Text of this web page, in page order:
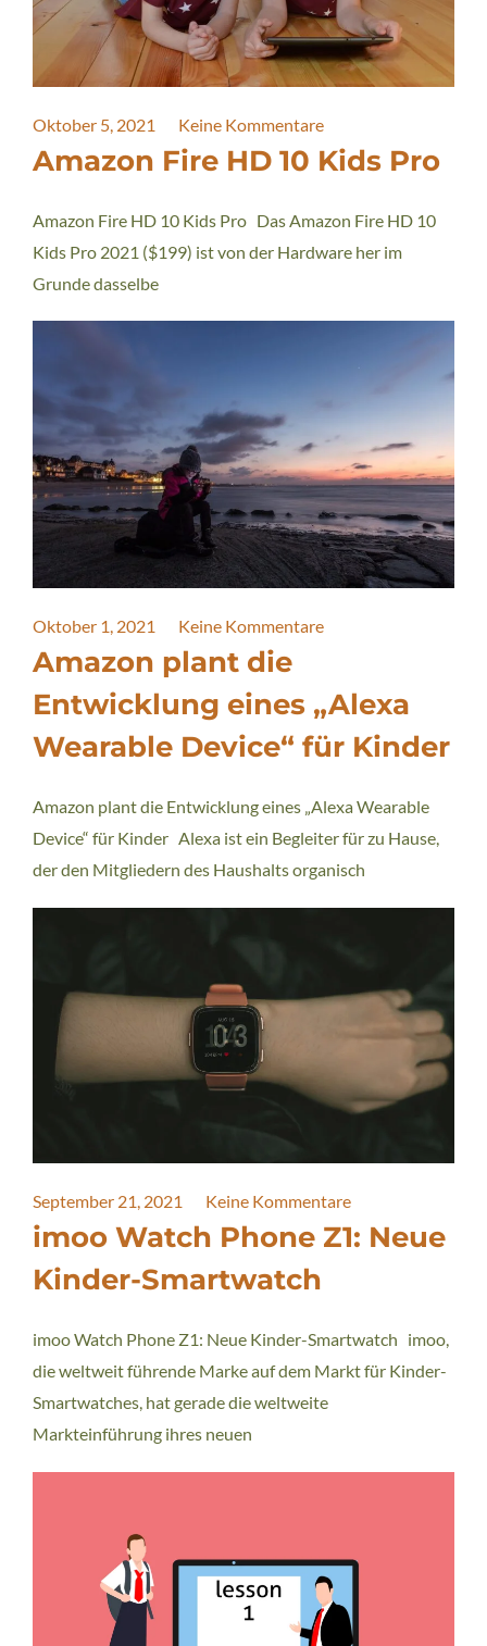
Oktober 5, 2021 Keine Kommentare
Amazon Fire HD 10 Kids Pro
Amazon Fire HD 10 Kids Pro Das Amazon Fire HD 10
Kids Pro 2021 ($199) ist von der Hardware her im
Grunde dasselbe
Oktober 1, 2021 Keine Kommentare
Amazon plant die
Entwicklung eines „Alexa
Wearable Device“ für Kinder
Amazon plant die Entwicklung eines „Alexa Wearable
Device“ für Kinder Alexa ist ein Begleiter für zu Hause,
der den Mitgliedern des Haushalts organisch
September 21, 2021 Keine Kommentare
imoo Watch Phone Z1: Neue
Kinder-Smartwatch
imoo Watch Phone Z1: Neue Kinder-Smartwatch imoo,
die weltweit führende Marke auf dem Markt für Kinder-
Smartwatches, hat gerade die weltweite
Markteinführung ihres neuen